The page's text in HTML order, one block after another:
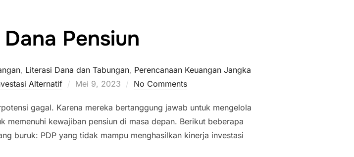
Pensiun
, Literasi Dana dan Tabungan, Perencanaan Keuangan Jangka
Alternatif
Posted
Mei 9, 2023 No Comments
gagal. Karena mereka bertanggung jawab untuk mengelola
memenuhi kewajiban pensiun di masa depan. Berikut beberapa
buruk: PDP yang tidak mampu menghasilkan kinerja investasi